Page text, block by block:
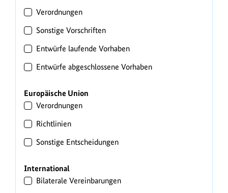
Verordnungen
Sonstige Vorschriften
Entwürfe laufende Vorhaben
Entwürfe abgeschlossene Vorhaben
Europäische Union
Verordnungen
Richtlinien
Sonstige Entscheidungen
International
Bilaterale Vereinbarungen